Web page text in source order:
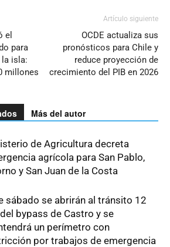
el
para
isla:
millones
Artículo siguiente
OCDE actualiza sus
pronósticos para Chile y
reduce proyección de
crecimiento del PIB en 2026
Más del autor
de Agricultura decreta
agrícola para San Pablo,
y San Juan de la Costa
sábado se abrirán al tránsito 12
bypass de Castro y se
un perímetro con
por trabajos de emergencia